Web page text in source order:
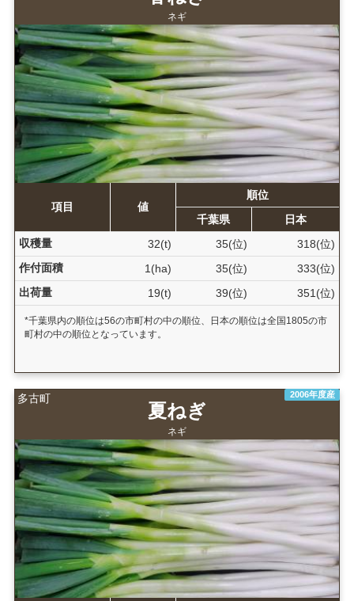
ネギ
項目 値
順位
千葉県
日本
収穫量
32(t) 35(位)
318(位)
作付面積
1(ha) 35(位)
333(位)
出荷量
19(t) 39(位) 351(位)
*千葉県内の順位は56の市町村の中の順位、日本の順位は全国1805の市
町村の中の順位となっています。
多古町 2006年度産
夏ねぎ
ネギ